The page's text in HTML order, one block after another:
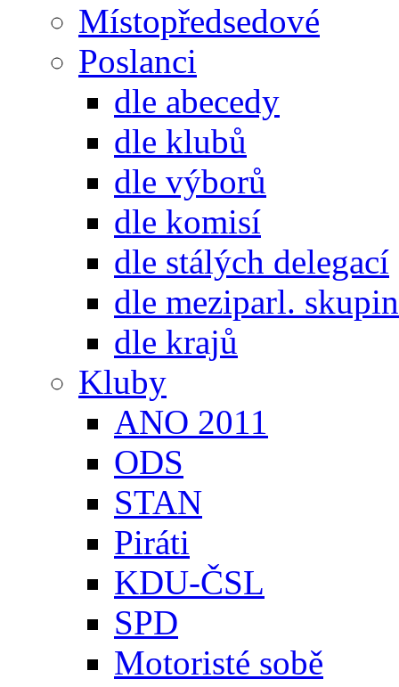
Místopředsedové
Poslanci
dle abecedy
dle klubů
dle výborů
dle komisí
dle stálých delegací
dle meziparl. skupin
dle krajů
Kluby
ANO 2011
ODS
STAN
Piráti
KDU-ČSL
SPD
Motoristé sobě